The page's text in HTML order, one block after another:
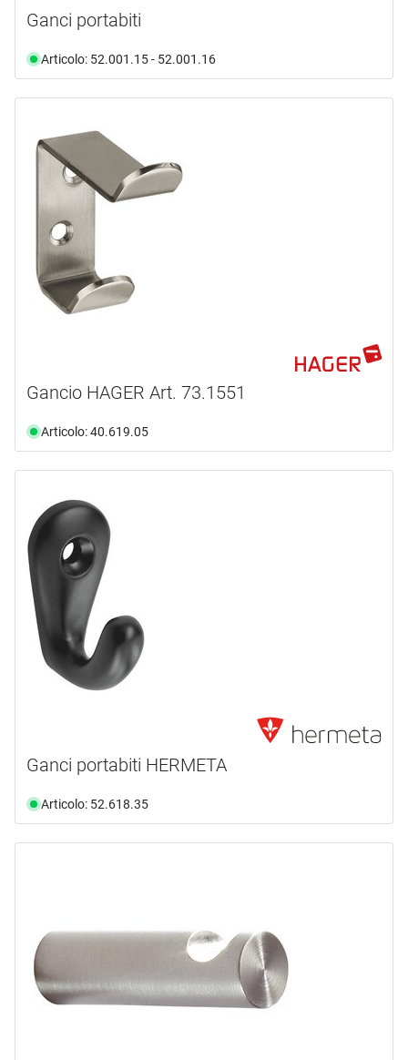
Ganci portabiti
Articolo: 52.001.15 - 52.001.16
Gancio HAGER Art. 73.1551
Articolo: 40.619.05
Ganci portabiti HERMETA
Articolo: 52.618.35